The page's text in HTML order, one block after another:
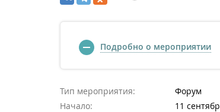
Подробно о мероприятии
Тип мероприятия:
Форум
Начало:
11